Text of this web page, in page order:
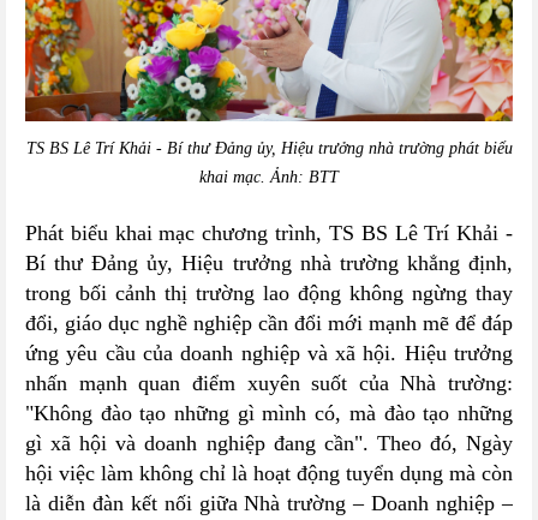
TS BS Lê Trí Khải - Bí thư Đảng ủy, Hiệu trưởng nhà trường phát biểu
khai mạc.Ảnh: BTT
Phát biểu khai mạc chương trình, TS BS Lê Trí Khải -
Bí thư Đảng ủy, Hiệu trưởng nhà trường khẳng định,
trong bối cảnh thị trường lao động không ngừng thay
đổi, giáo dục nghề nghiệp cần đổi mới mạnh mẽ để đáp
ứng yêu cầu của doanh nghiệp và xã hội. Hiệu trưởng
nhấn mạnh quan điểm xuyên suốt của Nhà trường:
"Không đào tạo những gì mình có, mà đào tạo những
gì xã hội và doanh nghiệp đang cần". Theo đó, Ngày
hội việc làm không chỉ là hoạt động tuyển dụng mà còn
là diễn đàn kết nối giữaNhà trường – Doanh nghiệp –